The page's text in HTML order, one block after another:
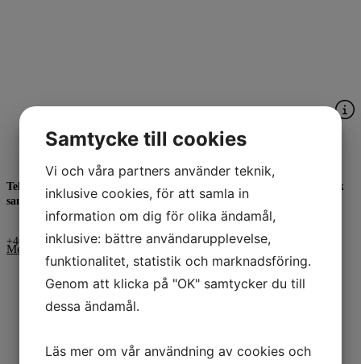
Mia Wahlström
Tekn Dr Beslutsanalys och planering, Rådgivande konsult, Strategisk
samhällsanalys, Sign of Times AB
+46-(0)76 145 65 85
Mejla mig
Samtycke till cookies
Vi och våra partners använder teknik,
inklusive cookies, för att samla in
information om dig för olika ändamål,
inklusive: bättre användarupplevelse,
funktionalitet, statistik och marknadsföring.
Genom att klicka på "OK" samtycker du till
dessa ändamål.
Läs mer om vår användning av cookies och